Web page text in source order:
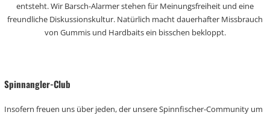
entsteht. Wir Barsch-Alarmer stehen für Meinungsfreiheit und eine
freundliche Diskussionskultur. Natürlich macht dauerhafter Missbrauch
von Gummis und Hardbaits ein bisschen bekloppt.
Spinnangler-Club
Insofern freuen uns über jeden, der unsere Spinnfischer-Community um